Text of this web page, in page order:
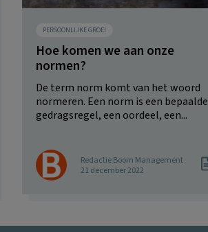
PERSOONLIJKE GROEI
Hoe komen we aan onze
normen?
De term norm komt van het woord
normeren. Een norm is een bepaalde
gedragsregel, een oordeel, een...
Redactie Boom Management
21 december 2022